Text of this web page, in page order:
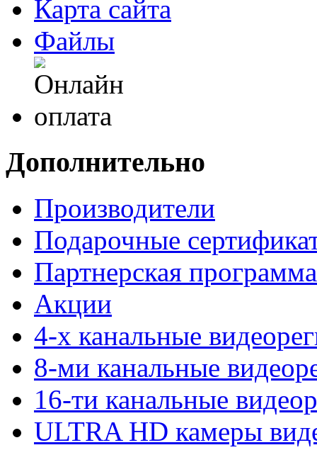
Карта сайта
Файлы
Дополнительно
Производители
Подарочные
Партнерская программа
Акции
4-х канальные
8-ми канальные
16-ти канальные
ULTRA HD камеры